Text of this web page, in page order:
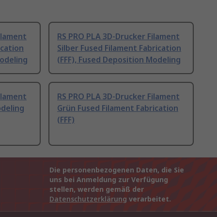
RS PRO PLA 3D-Drucker Filament
Silber Fused Filament Fabrication
(FFF), Fused Deposition Modeling
RS PRO PLA 3D-Drucker Filament
Grün Fused Filament Fabrication
(FFF)
Die personenbezogenen Daten, die Sie
uns bei Anmeldung zur Verfügung
stellen, werden gemäß der
Datenschutzerklärung verarbeitet.